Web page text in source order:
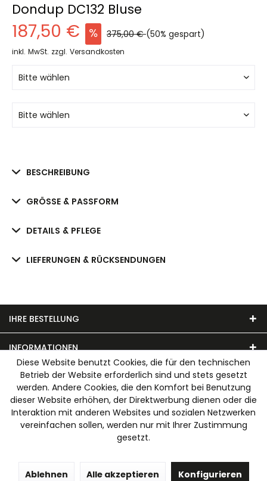
Dondup DC132 Bluse
187,50 € 375,00 €(50% gespart)
inkl. MwSt. zzgl. Versandkosten
BESCHREIBUNG
GRÖSSE & PASSFORM
DETAILS & PFLEGE
LIEFERUNGEN & RÜCKSENDUNGEN
IHRE BESTELLUNG
INFORMATIONEN
UNSER MODEHAUS
WIR AKZEPTIEREN FOLGENDE ZAHLUNGSARTEN
Diese Website benutzt Cookies, die für den technischen
Betrieb der Website erforderlich sind und stets gesetzt
werden. Andere Cookies, die den Komfort bei Benutzung
dieser Website erhöhen, der Direktwerbung dienen oder die
Interaktion mit anderen Websites und sozialen Netzwerken
vereinfachen sollen, werden nur mit Ihrer Zustimmung
gesetzt.
Ablehnen Alle akzeptieren Konfigurieren